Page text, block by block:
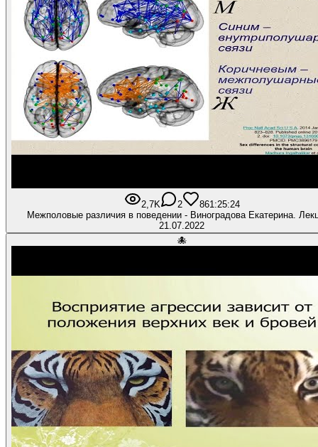
2,7K 2 861:25:24
Межполовые различия в поведении - Виноградова Екатерина.
21.07.2022
🐙